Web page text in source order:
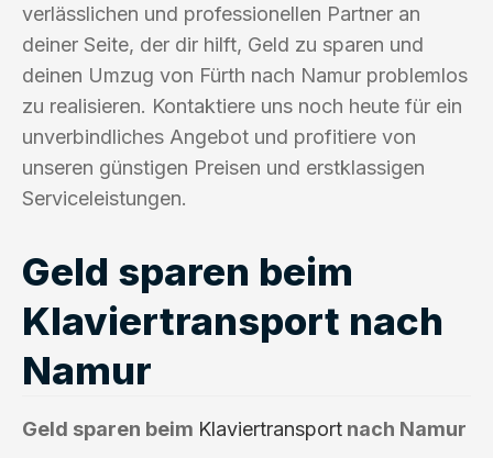
verlässlichen und professionellen Partner an
deiner Seite, der dir hilft, Geld zu sparen und
deinen Umzug von Fürth nach Namur problemlos
zu realisieren. Kontaktiere uns noch heute für ein
unverbindliches Angebot und profitiere von
unseren günstigen Preisen und erstklassigen
Serviceleistungen.
Geld sparen beim
Klaviertransport nach
Namur
Geld sparen beim Klaviertransport nach Namur